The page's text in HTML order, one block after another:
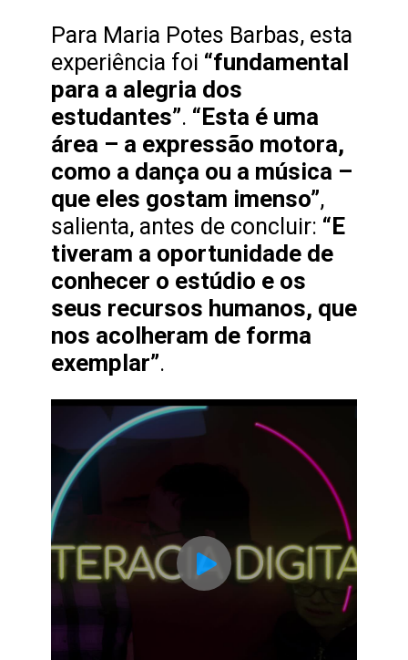
Para Maria Potes Barbas, esta
experiência foi “fundamental
para a alegria dos
estudantes”. “Esta é uma
área – a expressão motora,
como a dança ou a música –
que eles gostam imenso”,
salienta, antes de concluir: “E
tiveram a oportunidade de
conhecer o estúdio e os
seus recursos humanos, que
nos acolheram de forma
exemplar”.